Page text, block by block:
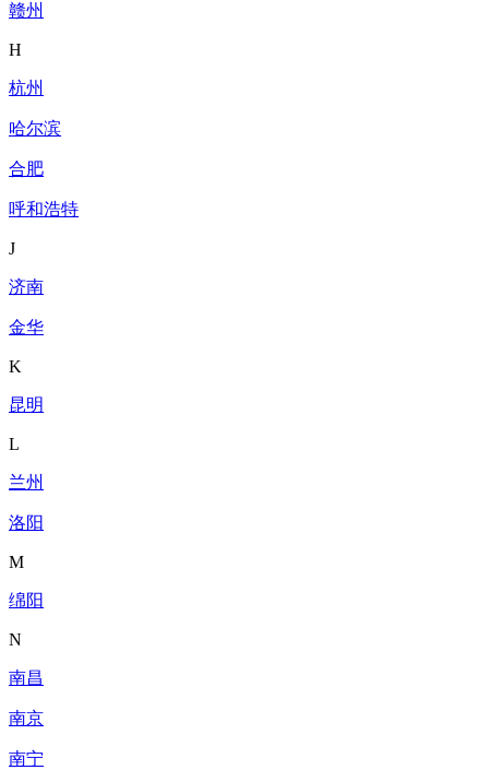
赣州
H
杭州
哈尔滨
合肥
呼和浩特
J
济南
金华
K
昆明
L
兰州
洛阳
M
绵阳
N
南昌
南京
南宁